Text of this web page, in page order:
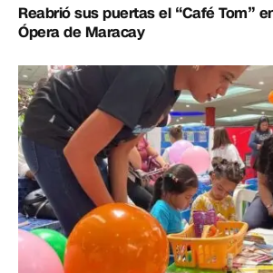
Reabrió sus puertas el “Café Tom”
Ópera de Maracay